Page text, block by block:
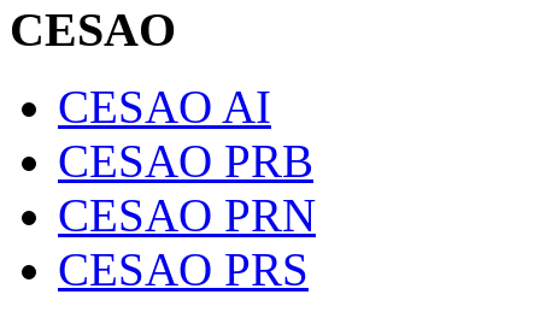
CESAO
CESAO AI
CESAO PRB
CESAO PRN
CESAO PRS